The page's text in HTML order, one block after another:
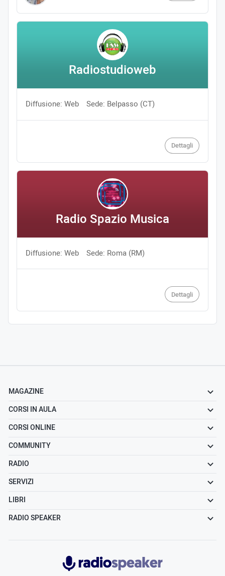
Radiostudioweb
Diffusione: Web Sede: Belpasso (CT)
Dettagli
Radio Spazio Musica
Diffusione: Web Sede: Roma (RM)
Dettagli
MAGAZINE
CORSI IN AULA
CORSI ONLINE
COMMUNITY
RADIO
SERVIZI
LIBRI
RADIO SPEAKER
Radiospeaker.it